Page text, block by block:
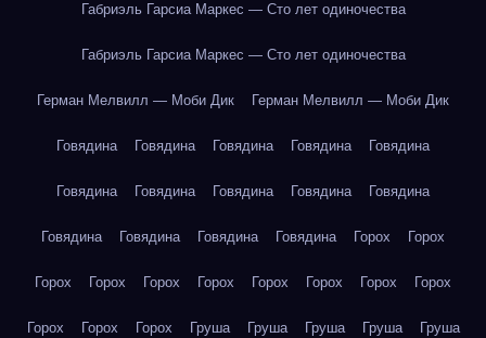
Габриэль Гарсиа Маркес — Сто лет одиночества
Габриэль Гарсиа Маркес — Сто лет одиночества
Герман Мелвилл — Моби Дик Герман Мелвилл — Моби Дик
Говядина Говядина Говядина Говядина Говядина
Говядина Говядина Говядина Говядина Говядина
Говядина Говядина Говядина Говядина Горох Горох
Горох Горох Горох Горох Горох Горох Горох Горох
Горох Горох Горох Груша Груша Груша Груша Груша